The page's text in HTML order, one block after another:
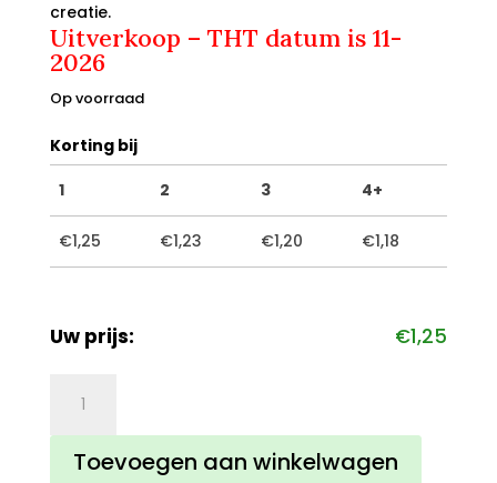
creatie.
Uitverkoop – THT datum is 11-
2026
Op voorraad
Korting bij
1
2 3 4+
€1,25 €1,23 €1,20 €1,18
Uw prijs: €1,25
thee
Cookie
aantal
Toevoegen aan winkelwagen